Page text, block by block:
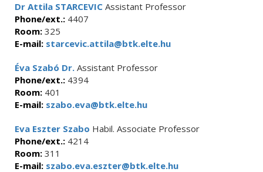
Dr Attila STARCEVIC Assistant Professor
Phone/ext.: 4407
Room: 325
E-mail: starcevic.attila@btk.elte.hu
Éva Szabó Dr. Assistant Professor
Phone/ext.: 4394
Room: 401
E-mail: szabo.eva@btk.elte.hu
Eva Eszter Szabo Habil. Associate Professor
Phone/ext.: 4214
Room: 311
E-mail: szabo.eva.eszter@btk.elte.hu